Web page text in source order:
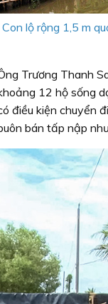
Con lộ rộng 1,5 m
Trương Thanh
12 hộ sống
điều kiện chuyển
bán tấp nập